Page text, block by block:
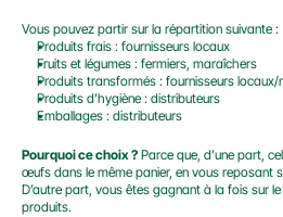
Vous pouvez partir sur la répartition suivante :
Produits frais : fournisseurs locaux
Fruits et légumes : fermiers, maraîchers
Produits transformés : fournisseurs locaux/
Produits d’hygiène : distributeurs
Emballages : distributeurs
Pourquoi ce choix ? Parce que, d’une part,
œufs dans le même panier, en vous reposant
D’autre part, vous êtes gagnant à la fois sur
produits.